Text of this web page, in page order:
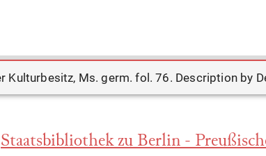
Staatsbibliothek zu Berlin -